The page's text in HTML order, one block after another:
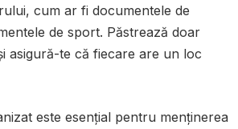
cum ar fi documentele de
de sport. Păstrează doar
asigură-te că fiecare are un loc
este esențial pentru menținerea